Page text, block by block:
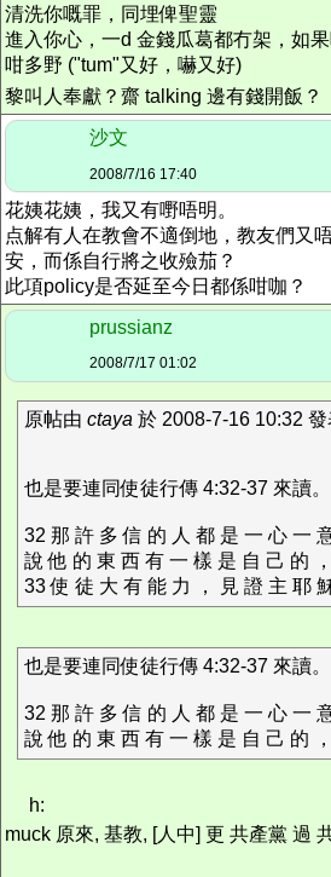
清洗你嘅罪，同埋俾聖靈
進入你心，一d 金錢瓜葛都冇架，如
咁多野 ("tum"又好，嚇又好)
黎叫人奉獻？齋 talking 邊有錢開飯？
沙文
2008/7/16 17:40
花姨花姨，我又有嘢唔明。
点解有人在教會不適倒地，教友們又
安，而係自行將之收殮茄？
此項policy是否延至今日都係咁咖？
prussianz
2008/7/17 01:02
原帖由 ctaya 於 2008-7-16 10:32 發
也是要連同使徒行傳 4:32-37 來讀。
32 那 許 多 信 的 人 都 是 一 心 一
說 他 的 東 西 有 一 樣 是 自 己 的
33 使 徒 大 有 能 力 ， 見 證 主 耶
也是要連同使徒行傳 4:32-37 來讀。
32 那 許 多 信 的 人 都 是 一 心 一
說 他 的 東 西 有 一 樣 是 自 己 的
h:
muck 原來, 基教, [人中] 更 共產黨 過